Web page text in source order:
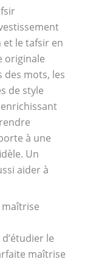
le tafsir en
originale
mots, les
de style
à une
Un
aider à
maîtrise
le
maîtrise